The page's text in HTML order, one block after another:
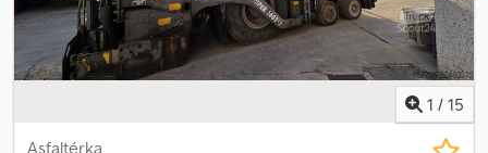
1 / 15
Asfaltérka